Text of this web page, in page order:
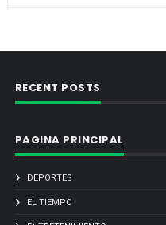
RECENT POSTS
PAGINA PRINCIPAL
DEPORTES
EL TIEMPO